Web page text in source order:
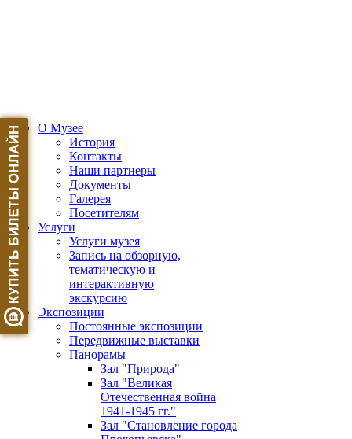
О Музее
История
Контакты
Наши партнеры
Документы
Галерея
Посетителям
Услуги
Услуги музея
Запись на обзорную,
тематическую и
интерактивную
экскурсию
Экспозиции
Постоянные экспозиции
Передвижные выставки
Панорамы
Зал "Природа"
Зал "Великая
Отечественная война
1941-1945 гг."
Зал "Становление города